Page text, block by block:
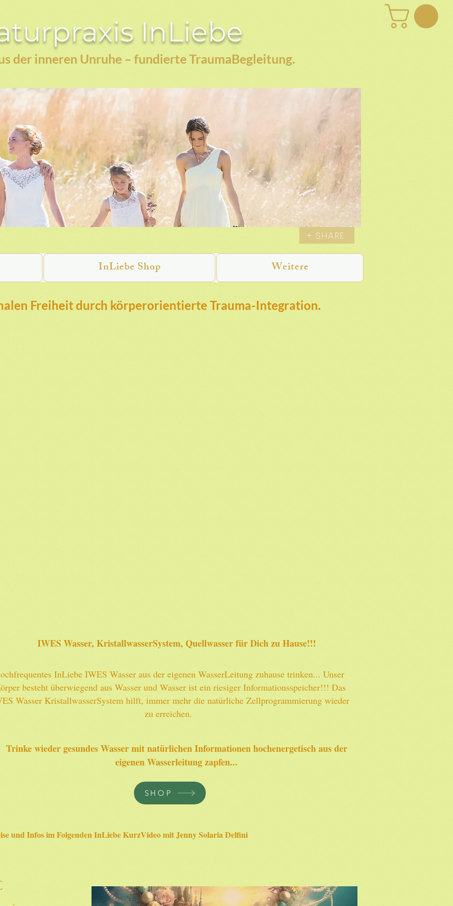
InLiebe
der inneren Unruhe – fundierte TraumaBegleitung.
+ SHARE
InLiebe Shop Weitere
Freiheit durch körperorientierte Trauma-Integration.
IWES Wasser, KristallwasserSystem, Quellwasser für Dich zu Hause!!!
InLiebe IWES Wasser aus der eigenen WasserLeitung zuhause trinken... Unser
besteht überwiegend aus Wasser und Wasser ist ein riesiger Informationsspeicher!!! Das
Wasser KristallwasserSystem hilft, immer mehr die natürliche Zellprogrammierung wieder
zu erreichen.
Trinke wieder gesundes Wasser mit natürlichen Informationen hochenergetisch aus der
eigenen Wasserleitung zapfen...
SHOP
und Infos im Folgenden InLiebe KurzVideo mit Jenny Solaria Delfini